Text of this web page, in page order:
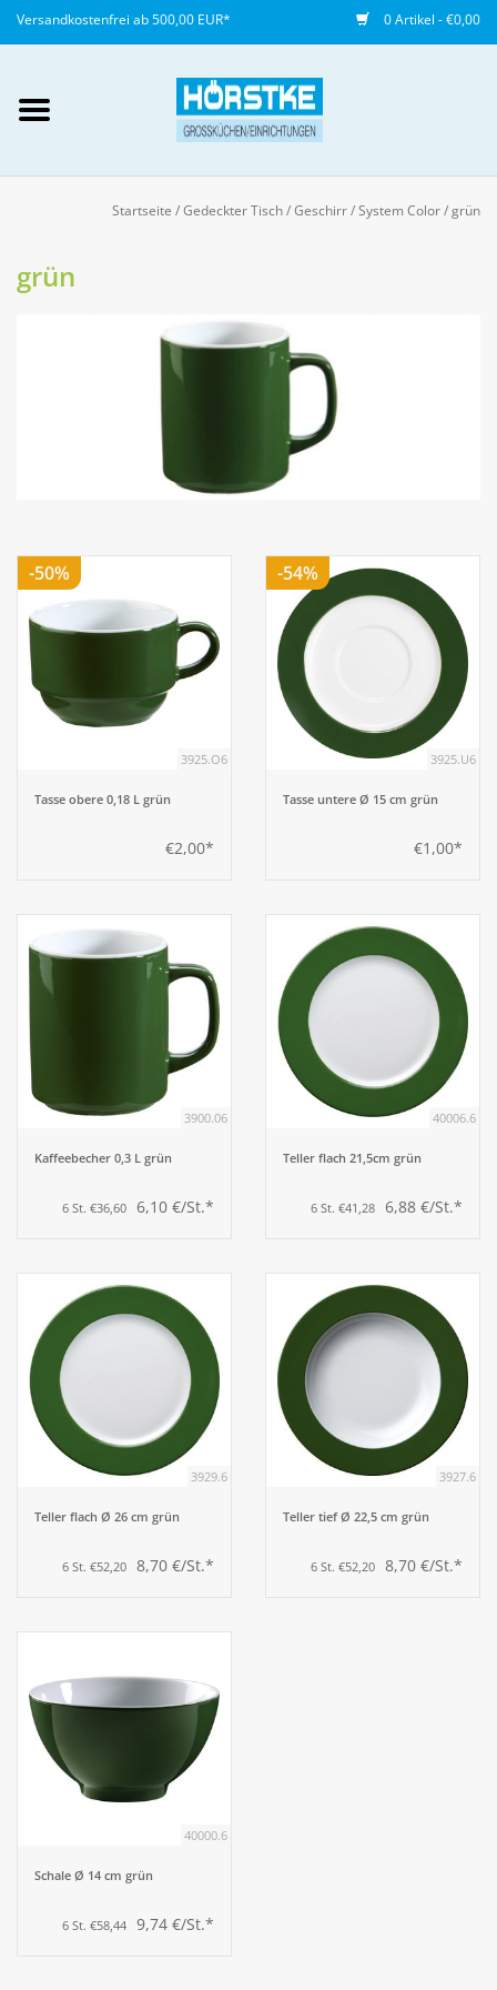
Versandkostenfrei ab 500,00 EUR* 0 Artikel - €0,00
anlegen
Aufsteller
Bar
Tafeln
Berufsbekleidung
Küchentechnik
Küchenmöbel
Startseite /Gedeckter Tisch/Geschirr/System Color/grün
grün
-50%
3925.O6
Tasse obere 0,18 L grün
€2,00*
-54%
3925.U6
Tasse untere Ø 15 cm grün
€1,00*
3900.06
Kaffeebecher 0,3 L grün
6 St. €36,60 6,10 €/St.*
40006.6
Teller flach 21,5cm grün
6 St. €41,28 6,88 €/St.*
3929.6
Teller flach Ø 26 cm grün
6 St. €52,20 8,70 €/St.*
3927.6
Teller tief Ø 22,5 cm grün
6 St. €52,20 8,70 €/St.*
40000.6
Schale Ø 14 cm grün
6 St. €58,44 9,74 €/St.*